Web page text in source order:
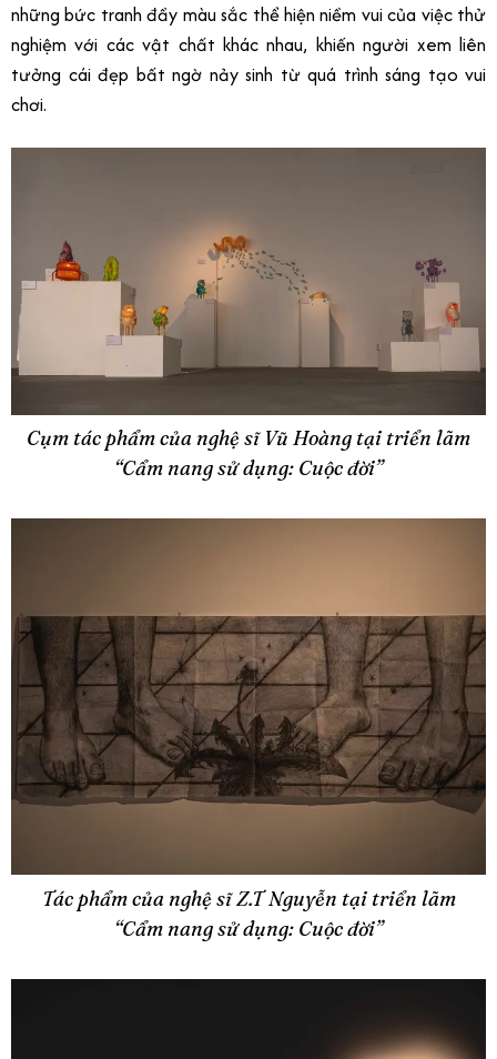
những bức tranh đầy màu sắc thể hiện niềm vui của việc thử
nghiệm với các vật chất khác nhau, khiến người xem liên
tưởng cái đẹp bất ngờ nảy sinh từ quá trình sáng tạo vui
chơi.
Cụm tác phẩm của nghệ sĩ Vũ Hoàng tại triển lãm
“Cẩm nang sử dụng: Cuộc đời”
Tác phẩm của nghệ sĩ Z.T Nguyễn tại triển lãm
“Cẩm nang sử dụng: Cuộc đời”